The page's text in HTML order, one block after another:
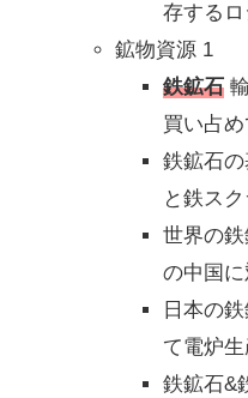
存する
鉱物資源 1
鉄鉱石
買い占
鉄鉱石
と鉄ス
世界の
の中国
日本の
て電炉
鉄鉱石&